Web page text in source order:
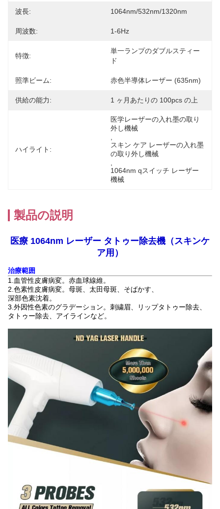
波長: 1064nm/532nm/1320nm
周波数: 1-6Hz
特徴:
単一ランプのダブルスティー
ド
照準ビーム: 赤色半導体レーザー (635nm)
供給の能力: 1 ヶ月あたりの 100pcs の上
ハイライト:
医学レーザーの入れ墨の取り
外し機械
スキン ケア レーザーの入れ墨
の取り外し機械
1064nm qスイッチ レーザー
機械
製品の説明
医療 1064nm レーザー タトゥー除去機（スキンケ
ア用）
治療範囲
1.血管性皮膚病変。赤血球線維。
2.色素性皮膚病変。母斑、太田母斑、そばかす、
深部色素沈着。
3.外因性色素のグラデーション。刺繍眉、リップタトゥー除去、
タトゥー除去、 アイラインなど。